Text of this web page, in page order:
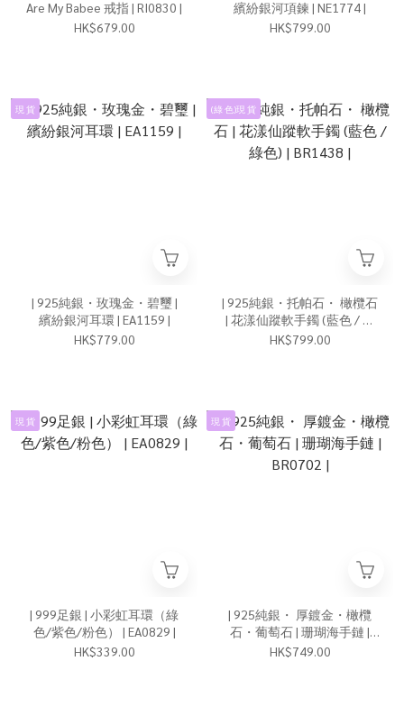
Are My Babee 戒指 | RI0830 |
HK$679.00
繽紛銀河項鍊 | NE1774 |
HK$799.00
現 貨
| 925純銀・玫瑰金・碧璽 |
繽紛銀河耳環 | EA1159 |
HK$779.00
(綠 色)現 貨
| 925純銀・托帕石・ 橄欖石
| 花漾仙蹤軟手鐲 (藍色 / 綠
色) | BR1438 |
HK$799.00
現 貨
| 999足銀 | 小彩虹耳環（綠
色/紫色/粉色） | EA0829 |
HK$339.00
現 貨
| 925純銀・ 厚鍍金・橄欖
石・葡萄石 | 珊瑚海手鏈 |
BR0702 |
HK$749.00